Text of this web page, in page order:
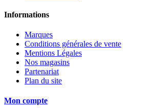
Informations
Marques
Conditions générales de vente
Mentions Légales
Nos magasins
Partenariat
Plan du site
Mon compte